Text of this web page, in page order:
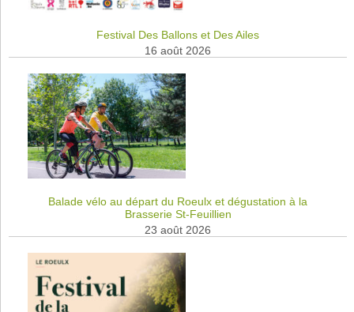
Festival Des Ballons et Des Ailes
16 août 2026
Balade vélo au départ du Roeulx et dégustation à la
Brasserie St-Feuillien
23 août 2026